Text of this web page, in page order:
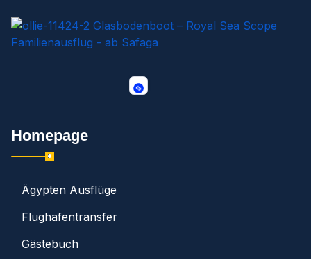
Homepage
Ägypten Ausflüge
Flughafentransfer
Gästebuch